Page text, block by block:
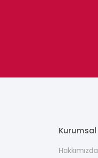
Kurumsal
Hakkımızda